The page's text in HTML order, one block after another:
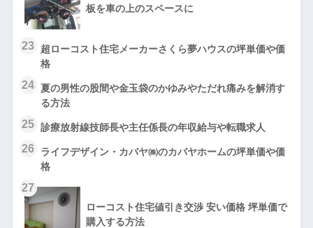
板を車の上のスペースに
23
超ローコスト住宅メーカーさくら夢ハウスの坪単価や価
格
24 夏の男性の股間や金玉袋のかゆみやただれ痛みを解消す
る方法
25 診療放射線技師長や主任係長の年収給与や転職求人
26
ライフデザイン・カバヤ㈱のカバヤホームの坪単価や価
格
27
ローコスト住宅値引き交渉 安い価格 坪単価で
購入する方法